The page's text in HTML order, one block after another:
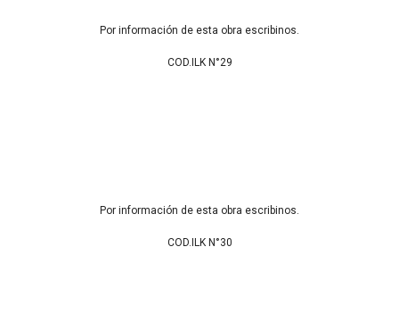
Por información de esta obra escribinos.
COD.ILK N°29
Por información de esta obra escribinos.
COD.ILK N°30